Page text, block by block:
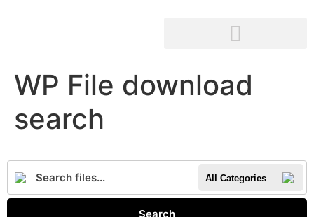
WP File download
search
All Categories
Search